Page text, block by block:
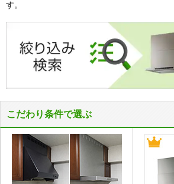
す。
こだわり条件で選ぶ